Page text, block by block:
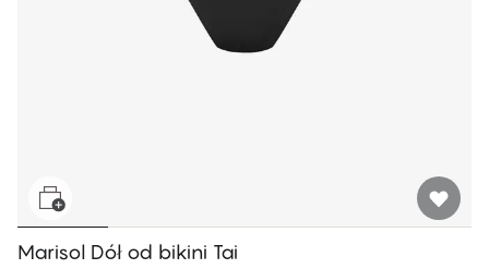
Marisol Dół od bikini Tai